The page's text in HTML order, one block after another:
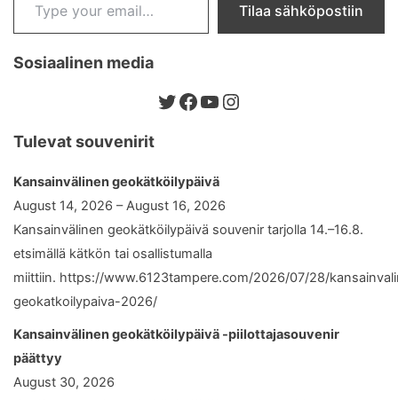
Tilaa sähköpostiin
Sosiaalinen media
Twitter
Facebook
YouTube
Instagram
Tulevat souvenirit
Kansainvälinen geokätköilypäivä
August 14, 2026 – August 16, 2026
Kansainvälinen geokätköilypäivä souvenir tarjolla 14.–16.8.
etsimällä kätkön tai osallistumalla
miittiin. https://www.6123tampere.com/2026/07/28/
geokatkoilypaiva-2026/
Kansainvälinen geokätköilypäivä -piilottajasouvenir
päättyy
August 30, 2026